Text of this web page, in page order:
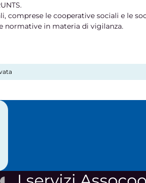
comprese le cooperative sociali e le
normative in materia di vigilanza.